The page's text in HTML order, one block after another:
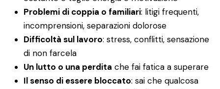
Problemi di coppia o familiari: litigi frequenti,
incomprensioni, separazioni dolorose
Difficoltà sul lavoro: stress, conflitti, sensazione
di non farcela
Un lutto o una perdita che fai fatica a superare
Il senso di essere bloccato: sai che qualcosa